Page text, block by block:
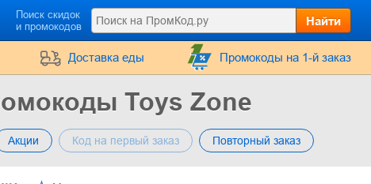
Поиск скидок
и промокодов
Найти
Доставка еды Промокоды на 1-й заказ
Toys Zone
Акции Код на первый заказ Повторный заказ